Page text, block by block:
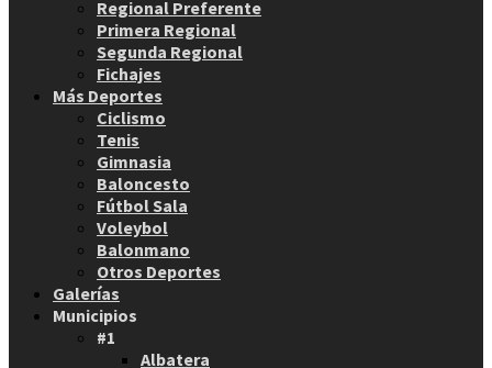
Regional Preferente
Primera Regional
Segunda Regional
Fichajes
Más Deportes
Ciclismo
Tenis
Gimnasia
Baloncesto
Fútbol Sala
Voleybol
Balonmano
Otros Deportes
Galerías
Municipios
#1
Albatera